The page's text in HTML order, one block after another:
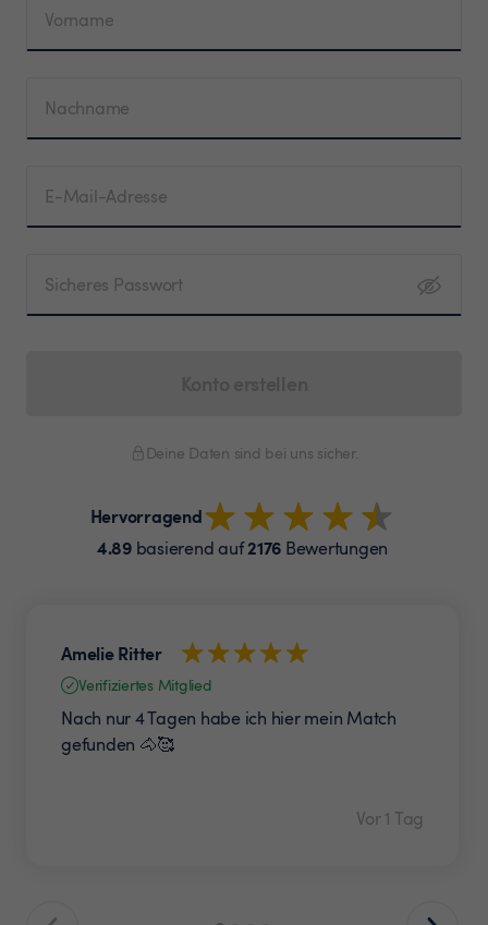
Vorname
Nachname
E-Mail-Adresse
Sicheres Passwort
Deine Daten sind bei uns sicher.
Hervorragend
4.89basierend auf2176 Bewertungen
Amelie Ritter
Verifiziertes Mitglied
Nach nur 4 Tagen habe ich hier mein Match
gefunden 🐴🥰
Vor 1 Tag